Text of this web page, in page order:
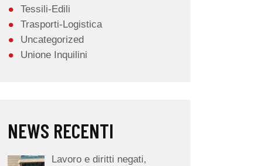
Tessili-Edili
Trasporti-Logistica
Uncategorized
Unione Inquilini
NEWS RECENTI
Lavoro e diritti negati,